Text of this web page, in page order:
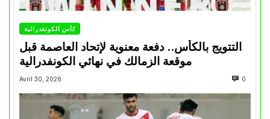
كأس الكونفدرالية
التتويج بالكأس.. دفعة معنوية لإتحاد العاصمة قبل
موقعة الزمالك في نهائي الكونفدرالية
Avril 30, 2026 0